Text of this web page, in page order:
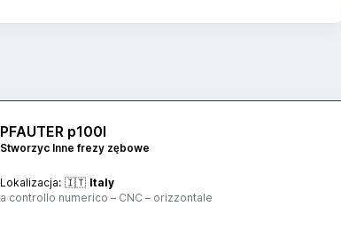
PFAUTER p100l
Stworzyc Inne frezy zębowe
Lokalizacja: 🇮🇹 Italy
a controllo numerico – CNC – orizzontale